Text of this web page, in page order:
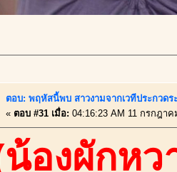
ตอบ: พฤหัสนี้พบ สาวงามจากเวทีประกวด
« ตอบ #31 เมื่อ: 04:16:23 AM 11 กรกฎาค
องผักหว